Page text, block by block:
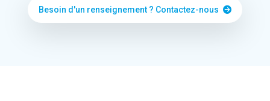
Besoin d'un renseignement ? Contactez-nous